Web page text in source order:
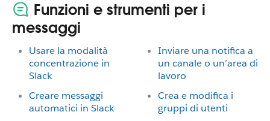
Funzioni e strumenti per i
messaggi
Usare la modalità
concentrazione in
Slack
Creare messaggi
automatici in Slack
Inviare una notifica a
un canale o un’area di
lavoro
Crea e modifica i
gruppi di utenti